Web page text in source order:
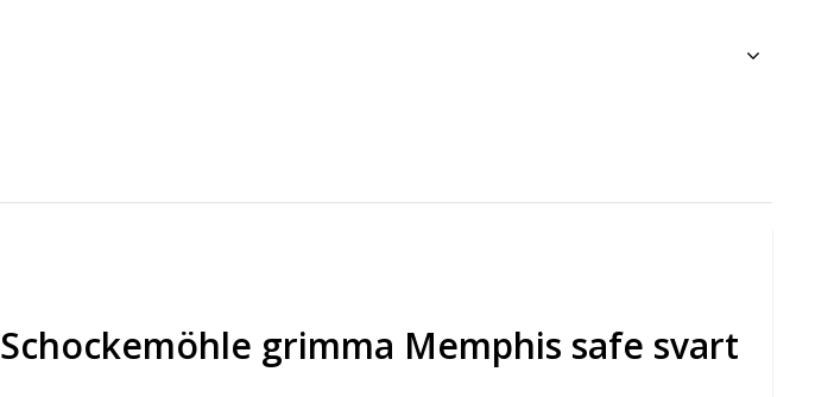
Schockemöhle grimma Memphis safe svart